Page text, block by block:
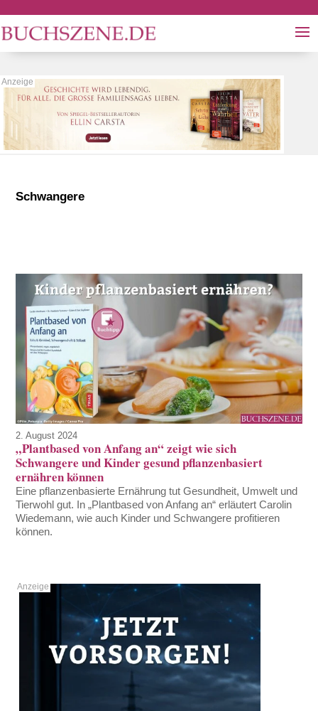
Schwangere
2. August 2024
„Plantbased von Anfang an“ zeigt wie sich
Schwangere und Kinder gesund pflanzenbasiert
ernähren können
Eine pflanzenbasierte Ernährung tut Gesundheit, Umwelt und
Tierwohl gut. In „Plantbased von Anfang an“ erläutert Carolin
Wiedemann, wie auch Kinder und Schwangere profitieren
können.